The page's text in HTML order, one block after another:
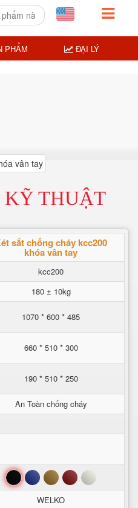
KỸ THUẬT
sắt chống cháy kcc200
khóa vân tay
kcc200
180 ± 10kg
1070 * 600 * 485
660 * 510 * 300
190 * 510 * 250
An Toàn chống cháy
Đen Xanh Nâu Đỏ Trắng
WELKO
PHẨM ĐẠI LÝ